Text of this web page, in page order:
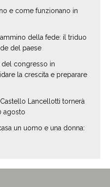
e come funzionano in
della fede: il triduo
del paese
del congresso in
la crescita e preparare
Lancellotti tornerà
agosto
un uomo e una donna: